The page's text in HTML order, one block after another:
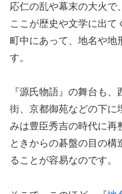
応仁の乱や幕末の大火で
ここが歴史や文学に出て
町中にあって、地名や地
す。
『源氏物語』の舞台も
街、京都御苑などの下に
みは豊臣秀吉の時代に再
ときからの碁盤の目の構
ることが容易なのです。